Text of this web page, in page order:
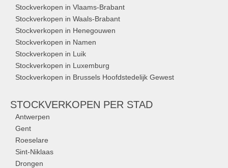
Stockverkopen in Vlaams-Brabant
Stockverkopen in Waals-Brabant
Stockverkopen in Henegouwen
Stockverkopen in Namen
Stockverkopen in Luik
Stockverkopen in Luxemburg
Stockverkopen in Brussels Hoofdstedelijk Gewest
STOCKVERKOPEN PER STAD
Antwerpen
Gent
Roeselare
Sint-Niklaas
Drongen